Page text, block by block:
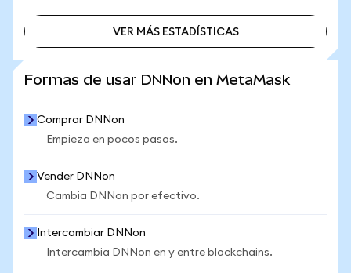
VER MÁS ESTADÍSTICAS
Formas de usar DNNon en MetaMask
Comprar DNNon
Empieza en pocos pasos.
Vender DNNon
Cambia DNNon por efectivo.
Intercambiar DNNon
Intercambia DNNon en y entre blockchains.